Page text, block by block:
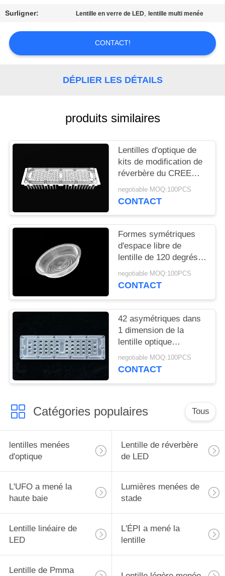
QUALITÉ
NOUS
AFFAIRES
DEMANDEZ
DEVIS
POLITIQUE
MATIÈRE
DE
PROTECTION
LA
PRIVÉE
Surligner: Lentille en verre de LED, lentille multi menée
CONTACT!
DÉPLIER LES DÉTAILS
produits similaires
Lentilles d'optique de
kits de modification de
réverbère du CREE
3030 LED pour
l'éclairage extérieur de
negotiable MOQ:100PCS
CONTACT
Formes symétriques
d'espace libre de
lentille de 120 degrés
SMD 3030 LED avec la
garniture de silicone
negotiable MOQ:100PCS
CONTACT
42 asymétriques dans
1 dimension de la
lentille optique
L236*W70mm de kits
de modification de
negotiable MOQ:100PCS
CONTACT
Catégories populaires Tous
lentilles menées
d'optique
Lentille de réverbère
de LED
L'UFO a mené la
haute baie
Lumières menées de
stade
Lentille linéaire de
LED
L'ÉPI a mené la
lentille
Lentille de Pmma